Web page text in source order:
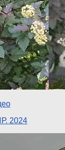
2024